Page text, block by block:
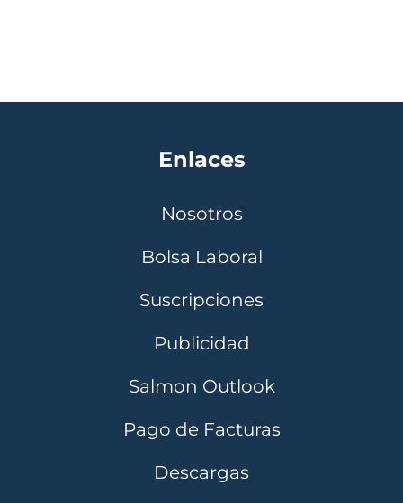
Enlaces
Nosotros
Bolsa Laboral
Suscripciones
Publicidad
Salmon Outlook
Pago de Facturas
Descargas